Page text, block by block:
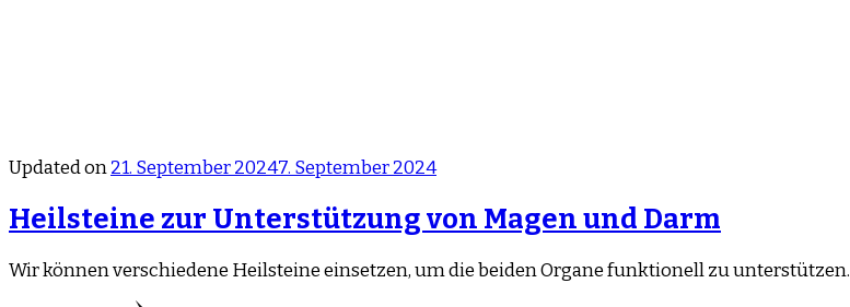
Updated on21. September 20247. September 2024
Heilsteine zur Unterstützung von Magen und Darm
Wir können verschiedene Heilsteine einsetzen, um die beiden Organe funktionell zu unterstützen.